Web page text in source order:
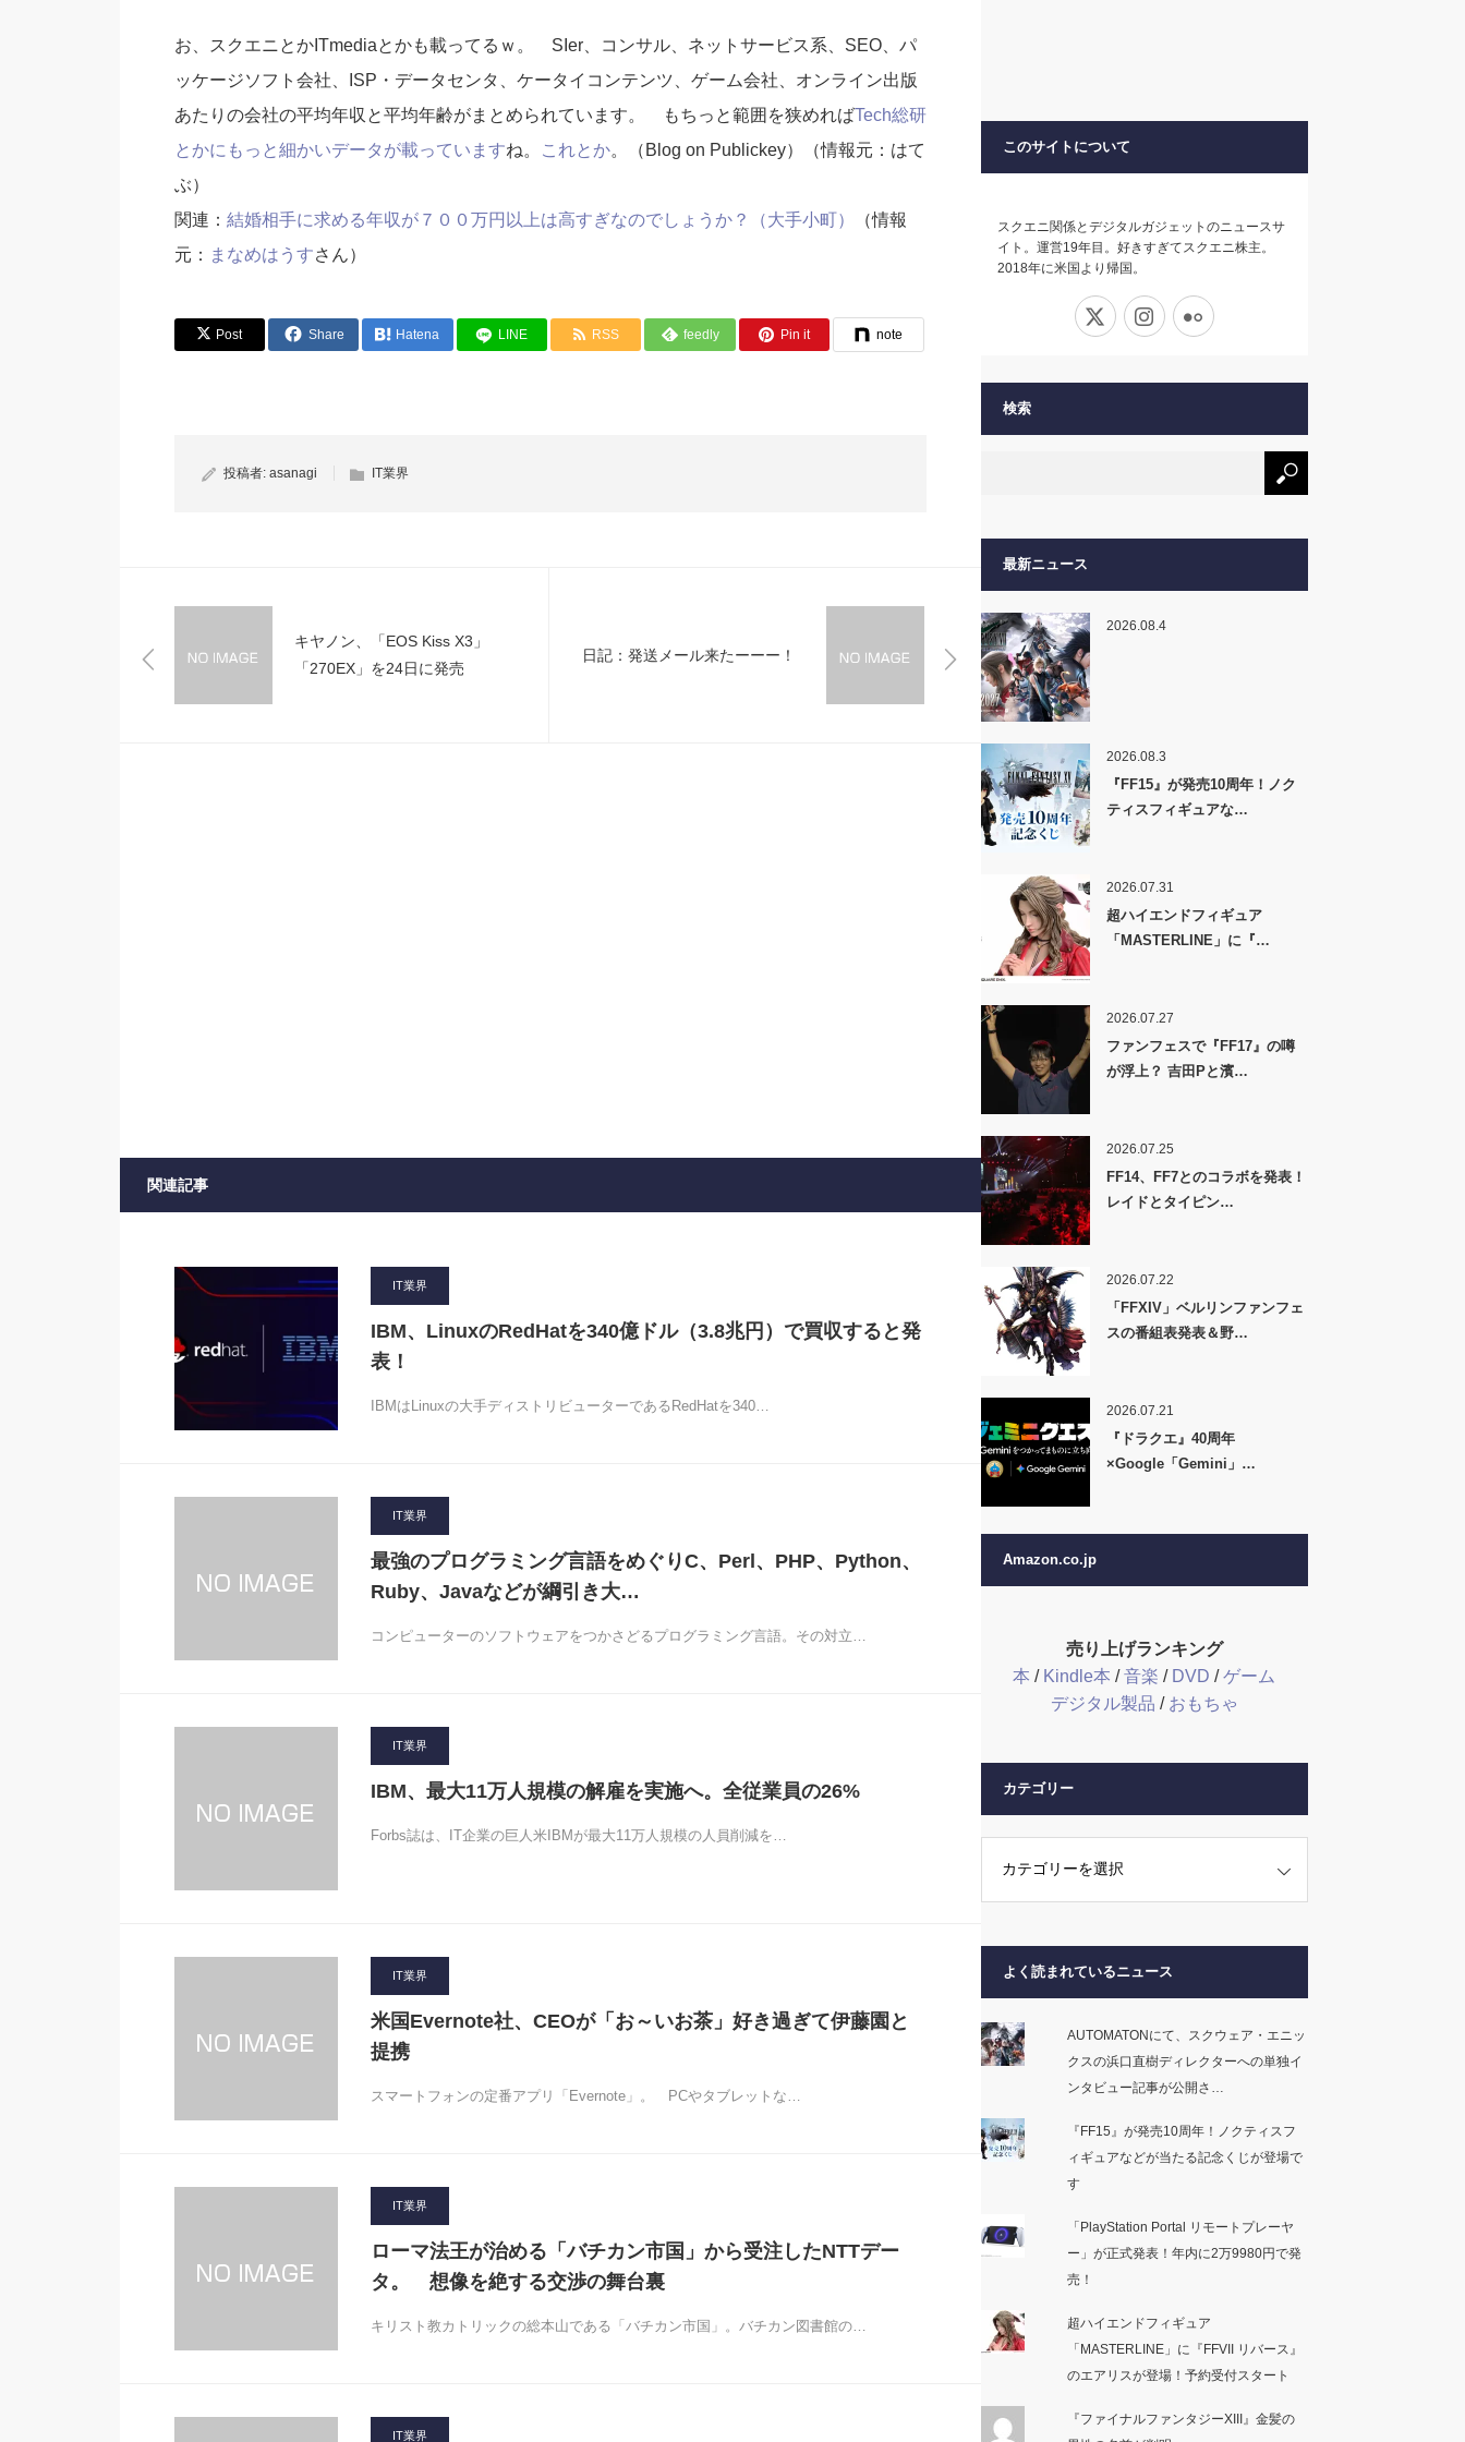
お、スクエニとかITmediaとかも載ってるｗ。 SIer、コンサル、ネットサービス系、SEO、パ
ッケージソフト会社、ISP・データセンタ、ケータイコンテンツ、ゲーム会社、オンライン出版
あたりの会社の平均年収と平均年齢がまとめられています。 もちっと範囲を狭めればTech総研
とかにもっと細かいデータが載っていますね。 これとか。（Blog on Publickey）（情報元：はて
ぶ）
関連： 結婚相手に求める年収が７００万円以上は高すぎなのでしょうか？（大手小町）
（情報
元： まなめはうすさん）
Post Share Hatena LINE RSS feedly Pin it note
投稿者: asanagi IT業界
キヤノン、「EOS Kiss X3」
「270EX」を24日に発売
日記：発送メール来たーーー！
関連記事
IT業界
IBM、LinuxのRedHatを340億ドル（3.8兆円）で買収すると発
表！
IBMはLinuxの大手ディストリビューターであるRedHatを340…
IT業界
最強のプログラミング言語をめぐりC、Perl、PHP、Python、
Ruby、Javaなどが綱引き大…
コンピューターのソフトウェアをつかさどるプログラミング言語。その対立…
IT業界
IBM、最大11万人規模の解雇を実施へ。全従業員の26%
Forbs誌は、IT企業の巨人米IBMが最大11万人規模の人員削減を…
IT業界
米国Evernote社、CEOが「お～いお茶」好き過ぎて伊藤園と
提携
スマートフォンの定番アプリ「Evernote」。 PCやタブレットな…
IT業界
ローマ法王が治める「バチカン市国」から受注したNTTデー
タ。 想像を絶する交渉の舞台裏
キリスト教カトリックの総本山である「バチカン市国」。バチカン図書館の…
IT業界
このサイトについて
スクエニ関係とデジタルガジェットのニュースサ
イト。運営19年目。好きすぎてスクエニ株主。
2018年に米国より帰国。
Instagram
検索
最新ニュース
2026.08.4
2026.08.3
『FF15』が発売10周年！ノク
ティスフィギュアな…
2026.07.31
超ハイエンドフィギュア
「MASTERLINE」に『…
2026.07.27
ファンフェスで『FF17』の噂
が浮上？ 吉田Pと濱…
2026.07.25
FF14、FF7とのコラボを発表！
レイドとタイピン…
2026.07.22
「FFXIV」ベルリンファンフェ
スの番組表発表＆野…
2026.07.21
『ドラクエ』40周年
×Google「Gemini」…
Amazon.co.jp
売り上げランキング
本 / Kindle本 /音楽 / DVD /ゲーム
デジタル製品 / おもちゃ
カテゴリー
よく読まれているニュース
AUTOMATONにて、スクウェア・エニッ
クスの浜口直樹ディレクターへの単独イ
ンタビュー記事が公開さ…
『FF15』が発売10周年！ノクティスフ
ィギュアなどが当たる記念くじが登場で
す
「PlayStation Portal リモートプレーヤ
ー」が正式発表！年内に2万9980円で発
売！
超ハイエンドフィギュア
「MASTERLINE」に『FFVII リバース』
のエアリスが登場！予約受付スタート
『ファイナルファンタジーXIII』金髪の